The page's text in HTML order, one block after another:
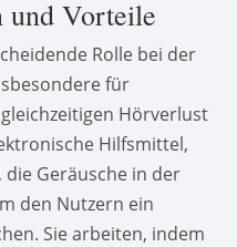
und Vorteile
Rolle bei der
für
Hörverlust
Hilfsmittel,
Geräusche in der
den Nutzern ein
Sie arbeiten, indem